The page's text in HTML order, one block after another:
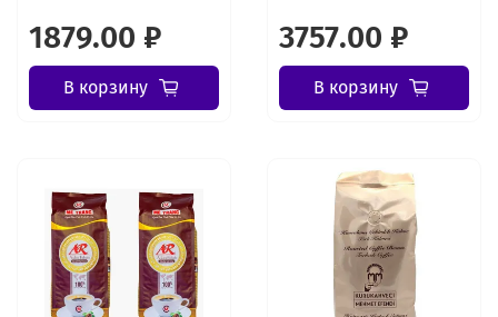
1879.00 ₽
В корзину
3757.00 ₽
В корзину